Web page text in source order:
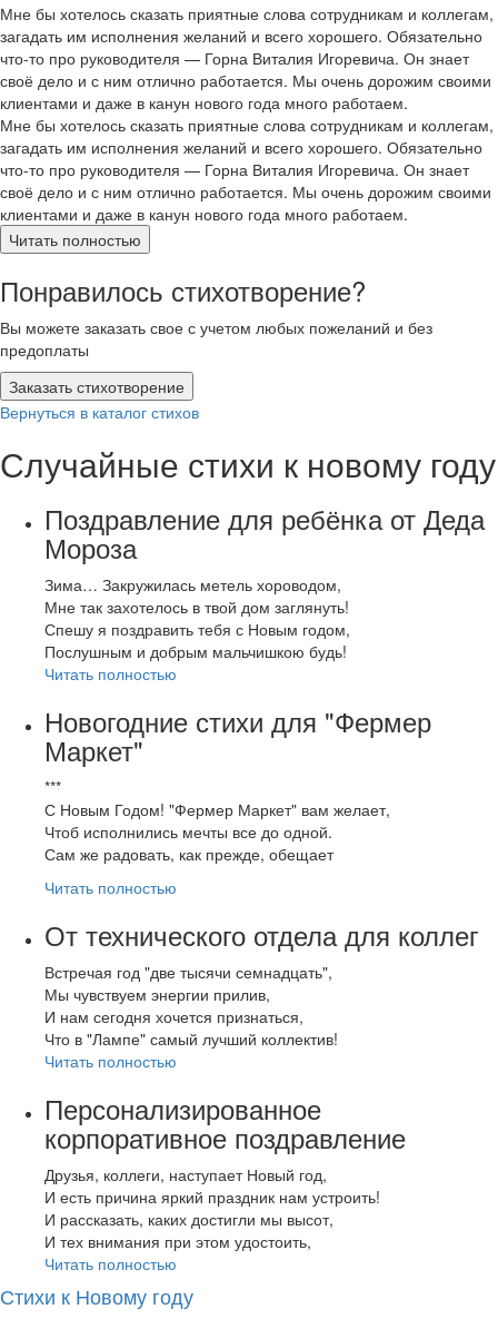
Мне бы хотелось сказать приятные слова сотрудникам и коллегам,
загадать им исполнения желаний и всего хорошего. Обязательно
что-то про руководителя — Горна Виталия Игоревича. Он знает
своё дело и с ним отлично работается. Мы очень дорожим своими
клиентами и даже в канун нового года много работаем.
Мне бы хотелось сказать приятные слова сотрудникам и коллегам,
загадать им исполнения желаний и всего хорошего. Обязательно
что-то про руководителя — Горна Виталия Игоревича. Он знает
своё дело и с ним отлично работается. Мы очень дорожим своими
клиентами и даже в канун нового года много работаем.
Читать полностью
Понравилось стихотворение?
Вы можете заказать свое с учетом любых пожеланий и без
предоплаты
Заказать стихотворение
Вернуться в каталог стихов
Случайные стихи к новому году
Поздравление для ребёнка от Деда
Мороза
Зима… Закружилась метель хороводом,
Мне так захотелось в твой дом заглянуть!
Спешу я поздравить тебя с Новым годом,
Послушным и добрым мальчишкою будь!
Читать полностью
Новогодние стихи для "Фермер
Маркет"
***
С Новым Годом! "Фермер Маркет" вам желает,
Чтоб исполнились мечты все до одной.
Сам же радовать, как прежде, обещает
Читать полностью
От технического отдела для коллег
Встречая год "две тысячи семнадцать",
Мы чувствуем энергии прилив,
И нам сегодня хочется признаться,
Что в "Лампе" самый лучший коллектив!
Читать полностью
Персонализированное
корпоративное поздравление
Друзья, коллеги, наступает Новый год,
И есть причина яркий праздник нам устроить!
И рассказать, каких достигли мы высот,
И тех внимания при этом удостоить,
Читать полностью
Стихи к Новому году